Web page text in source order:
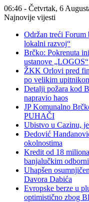
06:46 - Četvrtak, 6
Najnovije vijesti
Održan treći Forum
lokalni razvoj“
Brčko: Pokrenuta
ustanove „LOGOS“
ŽKK Orlovi pred
po velikim
Detalji požara kod
napravio haos
JP Komunalno
PUHAČI
Ubistvo u Cazinu,
Đedović
okolnostima
Kredit od 18
banjalučkim
Uhapšen
Davora Dabića
Evropske berze u
optimistično zbog